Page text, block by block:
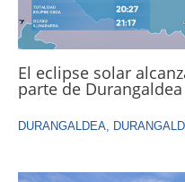
El eclipse solar
parte de Durangaldea
DURANGALDEA,